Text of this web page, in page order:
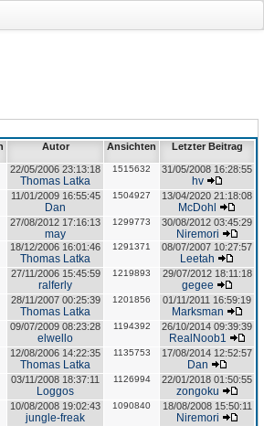
Autor Ansichten Letzter Beitrag
22/05/2006 23:13:18
Thomas Latka
1515632 31/05/2008 16:28:55
hv
11/01/2009 16:55:45
Dan
1504927 13/04/2020 21:18:08
McDohl
27/08/2012 17:16:13
may
1299773 30/08/2012 03:45:29
Niremori
18/12/2006 16:01:46
Thomas Latka
1291371 08/07/2007 10:27:57
Leetah
27/11/2006 15:45:59
ralferly
1219893 29/07/2012 18:11:18
gegee
28/11/2007 00:25:39
Thomas Latka
1201856 01/11/2011 16:59:19
Marksman
09/07/2009 08:23:28
elwello
1194392 26/10/2014 09:39:39
RealNoob1
12/08/2006 14:22:35
Thomas Latka
1135753 17/08/2014 12:52:57
Dan
03/11/2008 18:37:11
Loggos
1126994 22/01/2018 01:50:55
zongoku
10/08/2008 19:02:43
jungle-freak
1090840 18/08/2008 15:50:11
Niremori